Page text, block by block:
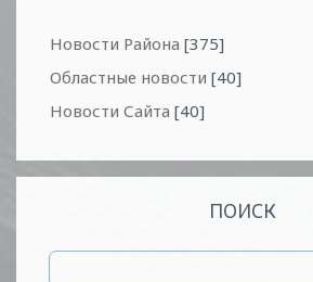
Новости Района [375]
Областные новости [40]
Новости Сайта [40]
ПОИСК